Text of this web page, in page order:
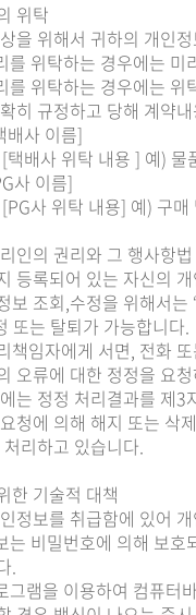
위탁
을 위해서 귀하의 개인
를 위탁하는 경우에는
를 위탁하는 경우에는
히 규정하고 당해 계약
배사 이름]
배사 위탁 내용 ] 예) 물
사 이름]
사 위탁 내용] 예) 구매
인의 권리와 그 행사항법
등록되어 있는 자신의
보 조회,수정을 위해서는
또는 탈퇴가 가능합니다.
책임자에게 서면, 전화
오류에 대한 정정을 요
는 정정 처리결과를 제
청에 의해 해지 또는 삭
리하고 있습니다.
한 기술적 대책
정보를 취급함에 있어
는 비밀번호에 의해 보
.
그램을 이용하여 컴퓨터